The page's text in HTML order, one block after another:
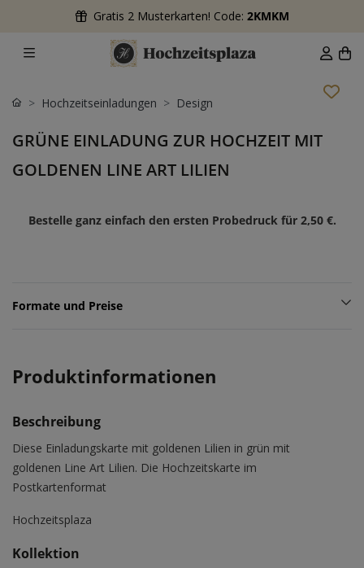
Gratis 2 Musterkarten! Code: 2KMKM
Hochzeitseinladungen Design
GRÜNE EINLADUNG ZUR HOCHZEIT MIT
GOLDENEN LINE ART LILIEN
Bestelle ganz einfach den ersten Probedruck für 2,50 €.
Formate und Preise
Produktinformationen
Beschreibung
Diese Einladungskarte mit goldenen Lilien in grün mit
goldenen Line Art Lilien. Die Hochzeitskarte im
Postkartenformat
Hochzeitsplaza
Kollektion